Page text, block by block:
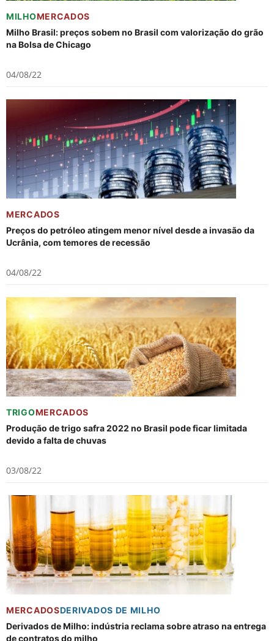
MILHOMERCADOS
Milho Brasil: preços sobem no Brasil com valorização do grão
na Bolsa de Chicago
04/08/22
MERCADOS
Preços do petróleo atingem menor nível desde a invasão da
Ucrânia, com temores de recessão
04/08/22
TRIGOMERCADOS
Produção de trigo safra 2022 no Brasil pode ficar limitada
devido a falta de chuvas
03/08/22
MERCADOSDERIVADOS DE MILHO
Derivados de Milho: indústria reclama sobre atraso na entrega
de contratos do milho